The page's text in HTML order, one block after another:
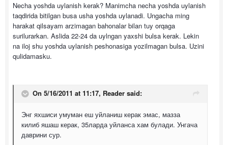
Necha yoshda uylanish kerak? Manimcha necha yoshda uylanish
taqdirida bitilgan busa usha yoshda uylanadi. Ungacha ming
harakat qilsayam arzimagan bahonalar bilan tuy orqaga
surilurarkan. Aslida 22-24 da uylngan yaxshi bulsa kerak. Lekin
na iloj shu yoshda uylanish peshonasiga yozilmagan bulsa. Uzini
qulidamasku.
On 5/16/2011 at 11:17, Reader said:
Энг яхшиси умуман еш уйланиш керак эмас, мазза
килиб яшаш керак, 35ларда уйланса хам булади. Унгача
даврини сур.